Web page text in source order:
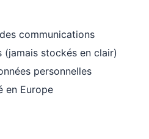
communications
(jamais stockés en clair)
personnelles
en Europe